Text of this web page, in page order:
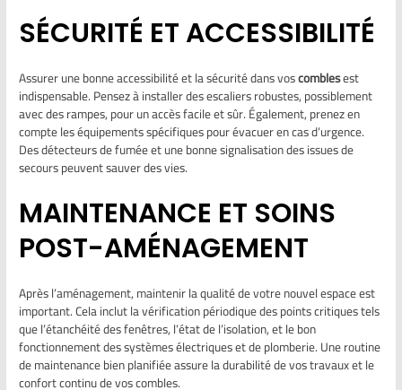
SÉCURITÉ ET ACCESSIBILITÉ
Assurer une bonne accessibilité et la sécurité dans voscomblesest
indispensable. Pensez à installer des escaliers robustes, possiblement
avec des rampes, pour un accès facile et sûr. Également, prenez en
compte les équipements spécifiques pour évacuer en cas d’urgence.
Des détecteurs de fumée et une bonne signalisation des issues de
secours peuvent sauver des vies.
MAINTENANCE ET SOINS
POST-AMÉNAGEMENT
Après l’aménagement, maintenir la qualité de votre nouvel espace est
important. Cela inclut la vérification périodique des points critiques tels
que l’étanchéité des fenêtres, l’état de l’isolation, et le bon
fonctionnement des systèmes électriques et de plomberie. Une routine
de maintenance bien planifiée assure la durabilité de vos travaux et le
confort continu de vos combles.